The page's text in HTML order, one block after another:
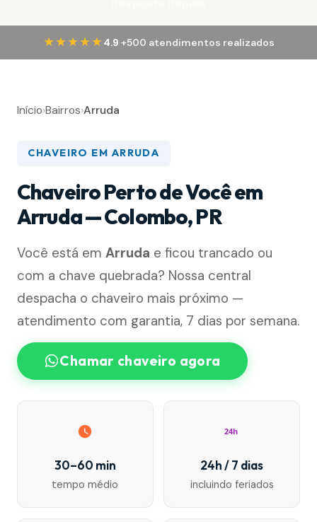
★★★★★ 4.9·+500 atendimentos realizados
Início›Bairros›Arruda
CHAVEIRO EM ARRUDA
Chaveiro Perto de Você em
Arruda — Colombo, PR
Você está em Arruda e ficou trancado ou
com a chave quebrada? Nossa central
despacha o chaveiro mais próximo —
atendimento com garantia, 7 dias por semana.
Chamar chaveiro agora
30–60 min
tempo médio
24h
24h / 7 dias
incluindo feriados